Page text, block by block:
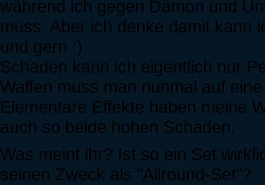
während ich gegen Dämon und
muss. Aber ich denke damit kann
und gern :)
Schaden kann ich eigentlich nur
Waffen muss man nunmal auf
Elementare Effekte haben meine
auch so beide hohen Schaden.
Was meint ihr? Ist so ein Set
seinen Zweck als "Allround-Set"?